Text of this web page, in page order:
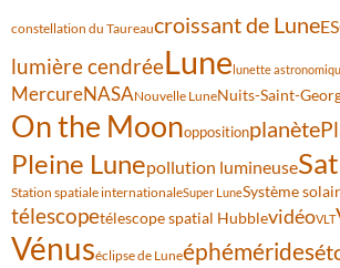
constellation du Taureaucroissant de Lune
lumière cendréeLunelunette
MercureNASANouvelle LuneNuits-Saint-
On the Moonoppositionplanète
Pleine Lunepollution lumineuse
Station spatiale internationaleSuper LuneSystème
télescopetélescope spatial HubblevidéoVLT
Vénuséclipse de Luneéphémérides